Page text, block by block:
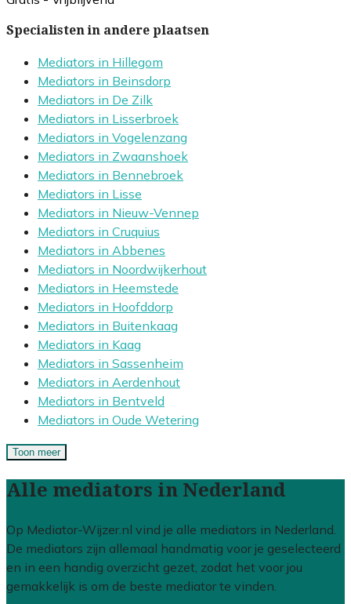
Specialisten in andere plaatsen
Mediators in Hillegom
Mediators in Beinsdorp
Mediators in De Zilk
Mediators in Lisserbroek
Mediators in Vogelenzang
Mediators in Zwaanshoek
Mediators in Bennebroek
Mediators in Lisse
Mediators in Nieuw-Vennep
Mediators in Cruquius
Mediators in Abbenes
Mediators in Noordwijkerhout
Mediators in Heemstede
Mediators in Hoofddorp
Mediators in Buitenkaag
Mediators in Kaag
Mediators in Sassenheim
Mediators in Aerdenhout
Mediators in Bentveld
Mediators in Oude Wetering
Toon meer
Alle mediators in Nederland
Op Mediator-Wijzer.nl vind je alle mediators in Nederland.
De mediators zijn allemaal handmatig voor je geselecteerd
en in een handig overzicht gezet, zodat het voor jou
gemakkelijk is om de beste mediator te vinden.